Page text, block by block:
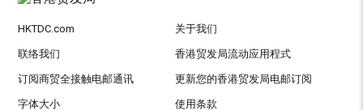
HKTDC.com 关于我们
联络我们 香港贸发局流动应用程式
订阅商贸全接触电邮通讯 更新您的香港贸发局电邮订阅
字体大小 使用条款